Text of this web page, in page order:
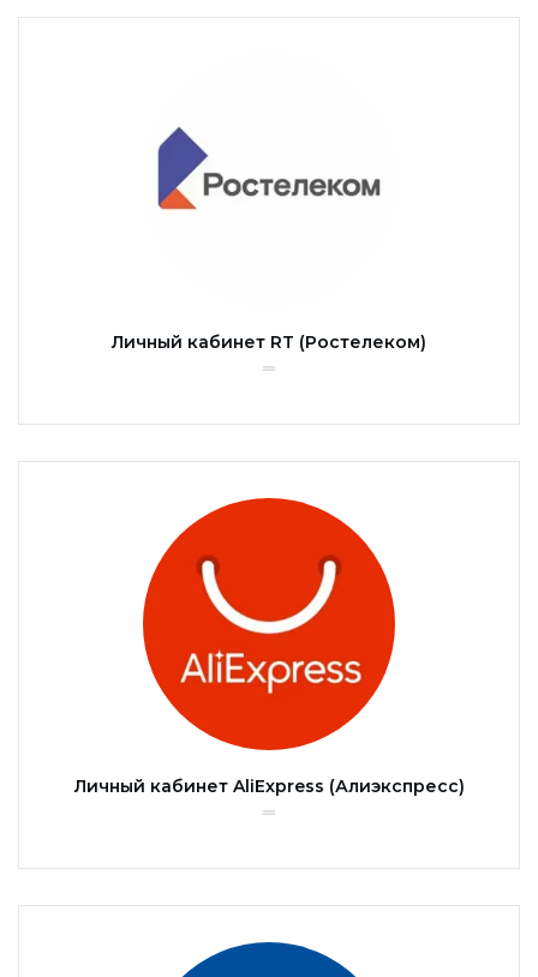
Личный кабинет RT (Ростелеком)
Личный кабинет AliExpress (Алиэкспресс)